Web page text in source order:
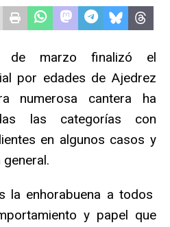
de marzo finalizó el
por edades de Ajedrez
numerosa cantera ha
las categorías con
en algunos casos y
la enhorabuena a todos
y papel que